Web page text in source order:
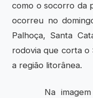
como o socorro da
ocorreu no
Palhoça, Santa
rodovia que corta o
a região litorânea.
Na imagem